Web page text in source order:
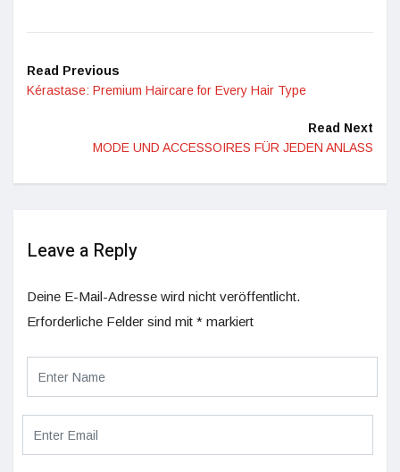
Read Previous
Kérastase: Premium Haircare for Every Hair Type
Read Next
MODE UND ACCESSOIRES FÜR JEDEN ANLASS
Leave a Reply
Deine E-Mail-Adresse wird nicht veröffentlicht.
Erforderliche Felder sind mit * markiert